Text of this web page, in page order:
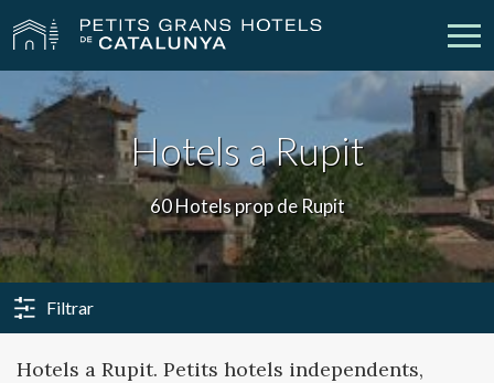
Els Nostres Hotels Escapades
Casaments Empreses
Xecs Regal Descobreix Catalunya
Hotels a Rupit
60 Hotels prop de Rupit
Filtrar
Hotels a Rupit. Petits hotels independents,